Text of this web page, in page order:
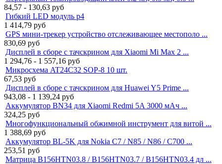
84,57 - 130,63 руб
Гибкий LED модуль p4
1 414,79 руб
GPS мини-трекер устройство отслеживающее местополо ...
830,69 руб
Дисплей в сборе с тачскрином для Xiaomi Mi Max 2 ...
1 294,76 - 1 557,16 руб
Микросхема AT24C32 SOP-8 10 шт.
67,53 руб
Дисплей в сборе с тачскрином для Huawei Y5 Prime ...
943,08 - 1 139,24 руб
Аккумулятор BN34 для Xiaomi Redmi 5A 3000 мАч ...
324,25 руб
Многофункциональный обжимной инструмент для витой ...
1 388,69 руб
Аккумулятор BL-5K для Nokia C7 / N85 / N86 / C700 ...
253,51 руб
Матрица B156HTN03.8 / B156HTN03.7 / B156HTN03.4 дл ...